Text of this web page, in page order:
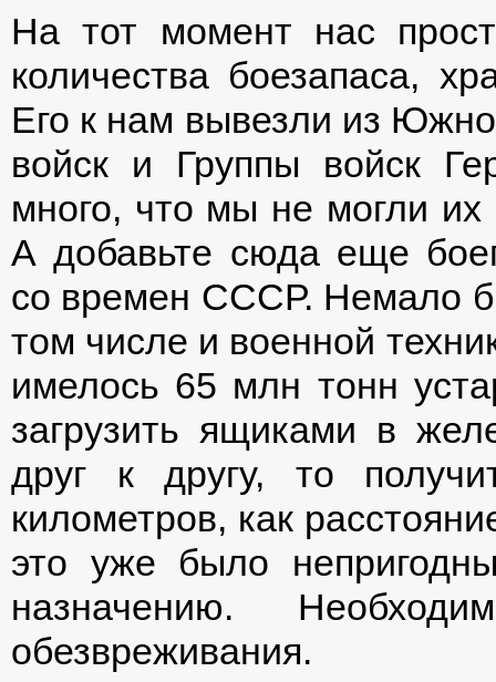
На тот момент нас
количества боезапаса,
Его к нам вывезли из
войск и Группы войск
много, что мы не могли
А добавьте сюда еще
со времен СССР. Немало
том числе и военной
имелось 65 млн тонн
загрузить ящиками в
друг к другу, то
километров, как
это уже было
назначению.
обезвреживания.